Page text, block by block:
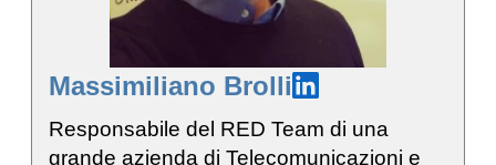
Massimiliano Brolli
Responsabile del RED Team di una
grande azienda di Telecomunicazioni e